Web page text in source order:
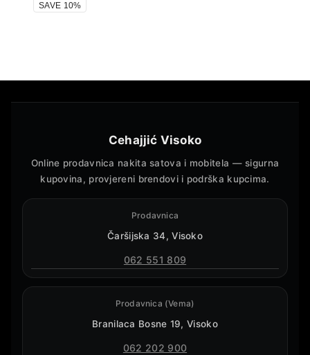
SAVE 10%
Cehajjić Visoko
Online prodavnica nakita satova i mobitela — sigurna
kupovina, provjereni brendovi i podrška kupcima.
Prodavnica
Čaršijska 34, Visoko
062 551 809
Prodavnica (Vema)
Branilaca Bosne 19, Visoko
062 202 900